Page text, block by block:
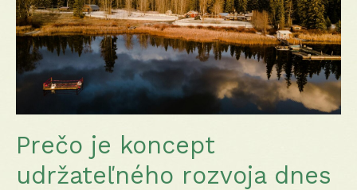
Prečo je koncept
udržateľného rozvoja dnes